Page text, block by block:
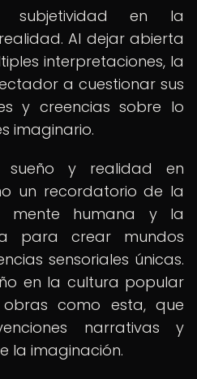
en la
Al dejar abierta
interpretaciones, la
a cuestionar sus
y creencias sobre lo
imaginario.
sueño y realidad en
un recordatorio de la
mente humana y la
para crear mundos
sensoriales únicas.
en la cultura popular
como esta, que
narrativas y
la imaginación.